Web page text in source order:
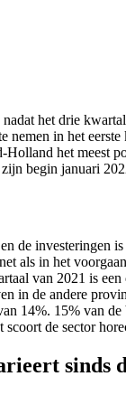
het drie
nemen in het
het
begin januari
de
als in het
van 2021 is
in de andere
14%. 15% van
de sector
sinds